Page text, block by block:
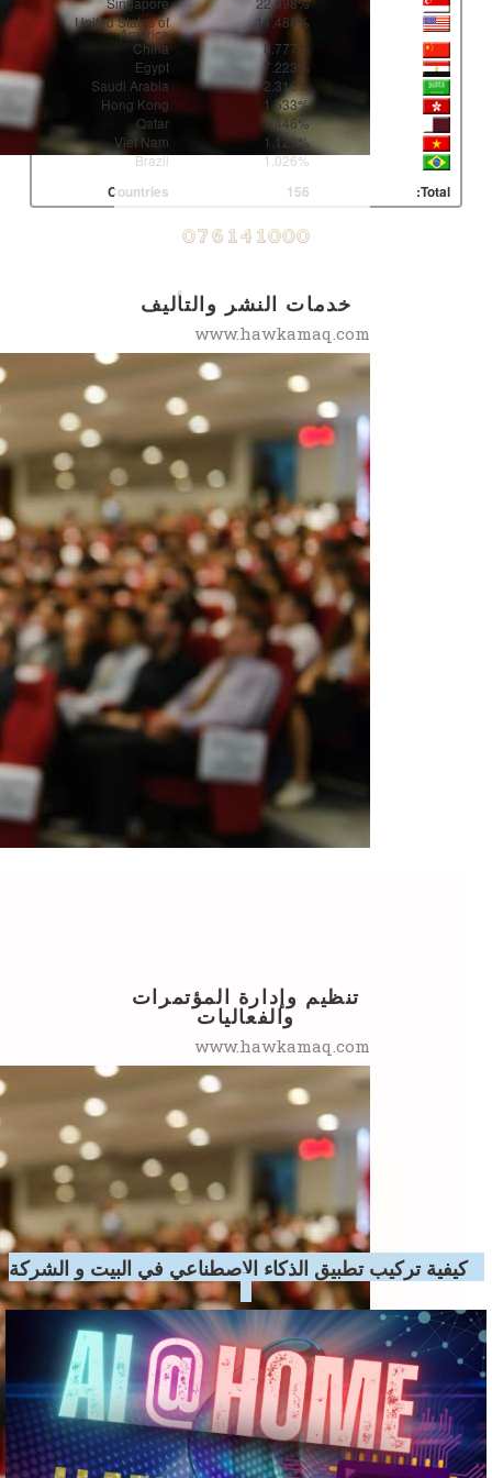
خدمات النشر والتأليف
www.hawkamaq.com
تنظيم وإدارة المؤتمرات
والفعاليات
www.hawkamaq.com
11.488%
United States of
America
8.777%
China
7.223%
Egypt
2.310%
Saudi Arabia
1.533%
Hong Kong
1.446%
Qatar
1.129%
Viet Nam
1.026%
Brazil
Total:
156
Countries
كيفية تركيب تطبيق الذكاء الاصطناعي في البيت و الشركة